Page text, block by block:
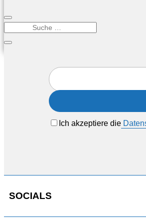
Ich akzeptiere die
SOCIALS